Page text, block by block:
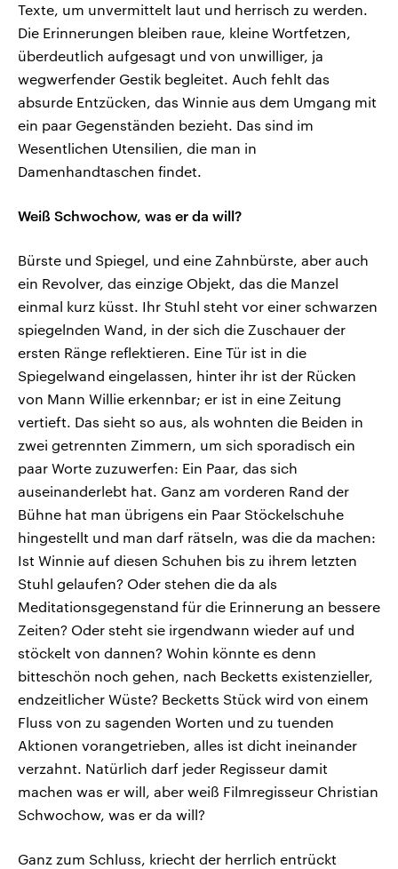
Texte, um unvermittelt laut und herrisch zu werden.
Die Erinnerungen bleiben raue, kleine Wortfetzen,
überdeutlich aufgesagt und von unwilliger, ja
wegwerfender Gestik begleitet. Auch fehlt das
absurde Entzücken, das Winnie aus dem Umgang mit
ein paar Gegenständen bezieht. Das sind im
Wesentlichen Utensilien, die man in
Damenhandtaschen findet.
Weiß Schwochow, was er da will?
Bürste und Spiegel, und eine Zahnbürste, aber auch
ein Revolver, das einzige Objekt, das die Manzel
einmal kurz küsst. Ihr Stuhl steht vor einer schwarzen
spiegelnden Wand, in der sich die Zuschauer der
ersten Ränge reflektieren. Eine Tür ist in die
Spiegelwand eingelassen, hinter ihr ist der Rücken
von Mann Willie erkennbar; er ist in eine Zeitung
vertieft. Das sieht so aus, als wohnten die Beiden in
zwei getrennten Zimmern, um sich sporadisch ein
paar Worte zuzuwerfen: Ein Paar, das sich
auseinanderlebt hat. Ganz am vorderen Rand der
Bühne hat man übrigens ein Paar Stöckelschuhe
hingestellt und man darf rätseln, was die da machen:
Ist Winnie auf diesen Schuhen bis zu ihrem letzten
Stuhl gelaufen? Oder stehen die da als
Meditationsgegenstand für die Erinnerung an bessere
Zeiten? Oder steht sie irgendwann wieder auf und
stöckelt von dannen? Wohin könnte es denn
bitteschön noch gehen, nach Becketts existenzieller,
endzeitlicher Wüste? Becketts Stück wird von einem
Fluss von zu sagenden Worten und zu tuenden
Aktionen vorangetrieben, alles ist dicht ineinander
verzahnt. Natürlich darf jeder Regisseur damit
machen was er will, aber weiß Filmregisseur Christian
Schwochow, was er da will?
Ganz zum Schluss, kriecht der herrlich entrückt